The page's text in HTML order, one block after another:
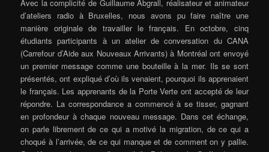
Avec la complicité de Guillaume Abgrall, réalisateur et animateur
d’ateliers radio à Bruxelles, nous avons pu faire naître une
manière originale de travailler le français. En octobre, cinq
étudiants participants à un atelier de conversation du CANA
(Carrefour d’Aide aux Nouveaux Arrivants) à Montréal ont envoyé
un premier message comme une bouteille à la mer. Ils se sont
présentés, ont expliqué d’où ils venaient, pourquoi ils apprenaient
le français. Les apprenants de la Porte Verte ont accepté de leur
répondre. La correspondance a commencé à se tisser, gagnant
en profondeur à chaque nouveau message. Dans cet échange,
on parle librement de ce qui a motivé la migration, de ce qui a
choqué à l’arrivée, de ce qui manque et de comment on y pallie.